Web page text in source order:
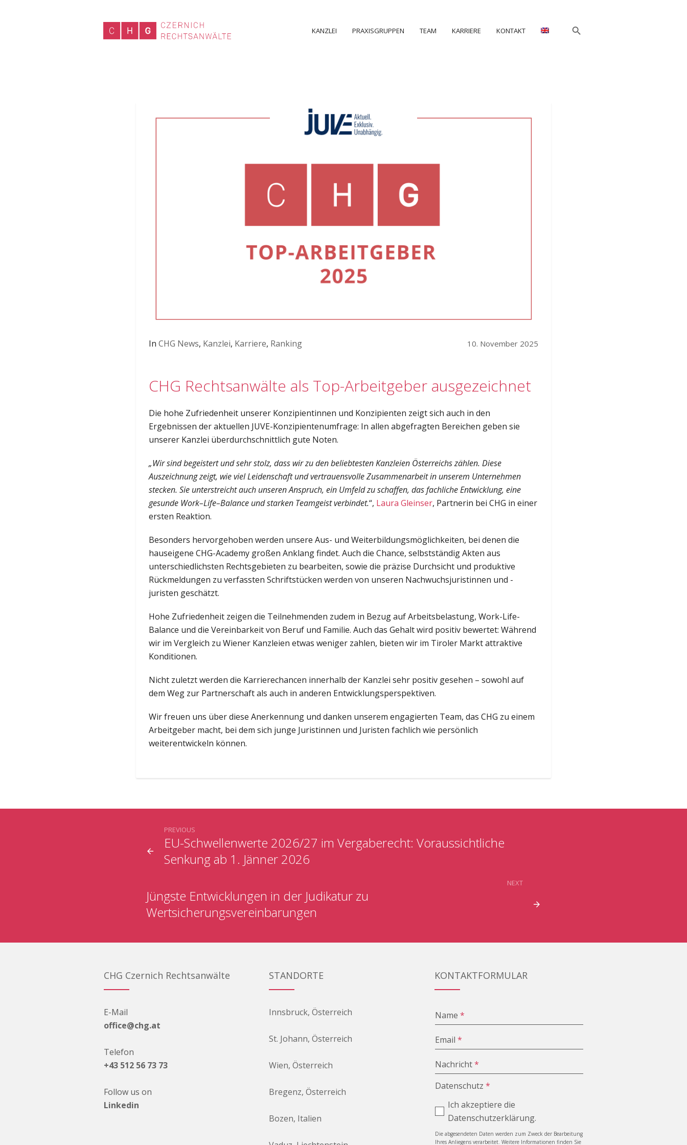
KANZLEI PRAXISGRUPPEN TEAM KARRIERE KONTAKT
In CHG News, Kanzlei, Karriere, Ranking 10. November 2025
CHG Rechtsanwälte als Top-Arbeitgeber ausgezeichnet
Die hohe Zufriedenheit unserer Konzipientinnen und Konzipienten zeigt sich auch in den
Ergebnissen der aktuellen JUVE-Konzipientenumfrage: In allen abgefragten Bereichen geben sie
unserer Kanzlei überdurchschnittlich gute Noten.
„Wir sind begeistert und sehr stolz, dass wir zu den beliebtesten Kanzleien Österreichs zählen. Diese
Auszeichnung zeigt, wie viel Leidenschaft und vertrauensvolle Zusammenarbeit in unserem Unternehmen
stecken. Sie unterstreicht auch unseren Anspruch, ein Umfeld zu schaffen, das fachliche Entwicklung, eine
gesunde Work–Life–Balance und starken Teamgeist verbindet.“, Laura Gleinser, Partnerin bei CHG in einer
ersten Reaktion.
Besonders hervorgehoben werden unsere Aus- und Weiterbildungsmöglichkeiten, bei denen die
hauseigene CHG-Academy großen Anklang findet. Auch die Chance, selbstständig Akten aus
unterschiedlichsten Rechtsgebieten zu bearbeiten, sowie die präzise Durchsicht und produktive
Rückmeldungen zu verfassten Schriftstücken werden von unseren Nachwuchsjuristinnen und -
juristen geschätzt.
Hohe Zufriedenheit zeigen die Teilnehmenden zudem in Bezug auf Arbeitsbelastung, Work-Life-
Balance und die Vereinbarkeit von Beruf und Familie. Auch das Gehalt wird positiv bewertet: Während
wir im Vergleich zu Wiener Kanzleien etwas weniger zahlen, bieten wir im Tiroler Markt attraktive
Konditionen.
Nicht zuletzt werden die Karrierechancen innerhalb der Kanzlei sehr positiv gesehen – sowohl auf
dem Weg zur Partnerschaft als auch in anderen Entwicklungsperspektiven.
Wir freuen uns über diese Anerkennung und danken unserem engagierten Team, das CHG zu einem
Arbeitgeber macht, bei dem sich junge Juristinnen und Juristen fachlich wie persönlich
weiterentwickeln können.
EU-Schwellenwerte 2026/27 im Vergaberecht: Voraussichtliche
Senkung ab 1. Jänner 2026
PREVIOUS
Jüngste Entwicklungen in der Judikatur zu
Wertsicherungsvereinbarungen
NEXT
CHG Czernich Rechtsanwälte
E-Mail
office@chg.at
Telefon
+43 512 56 73 73
Follow us on
Linkedin
STANDORTE
Innsbruck, Österreich
St. Johann, Österreich
Wien, Österreich
Bregenz, Österreich
Bozen, Italien
KONTAKTFORMULAR
Name *
Email *
Nachricht*
Datenschutz *
Ich akzeptiere die
Datenschutzerklärung.
Die abgesendeten Daten werden zum Zweck der Bearbeitung
Ihres Anliegens verarbeitet. Weitere Informationen finden Sie